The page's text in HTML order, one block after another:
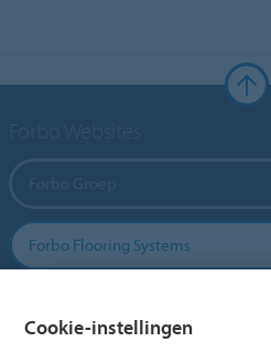
Forbo Flooring Systems
Cookie-instellingen